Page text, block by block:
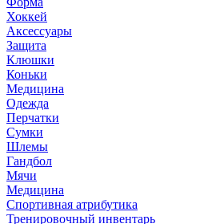
Хоккей
Аксессуары
Защита
Клюшки
Коньки
Медицина
Одежда
Перчатки
Сумки
Шлемы
Гандбол
Мячи
Медицина
Спортивная атрибутика
Тренировочный инвентарь